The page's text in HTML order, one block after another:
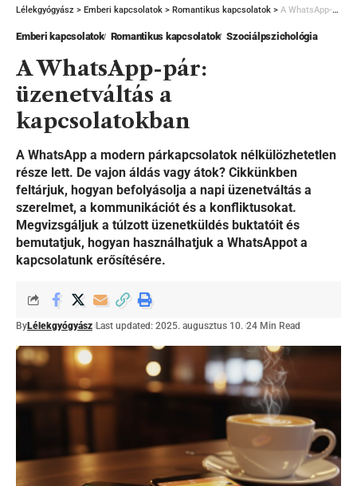
Lélekgyógyász > Emberi kapcsolatok > Romantikus kapcsolatok > A WhatsApp-pár: üzenetváltás a kapcsolatokban
Emberi kapcsolatok Romantikus kapcsolatok Szociálpszichológia
A WhatsApp-pár:
üzenetváltás a
kapcsolatokban
A WhatsApp a modern párkapcsolatok nélkülözhetetlen
része lett. De vajon áldás vagy átok? Cikkünkben
feltárjuk, hogyan befolyásolja a napi üzenetváltás a
szerelmet, a kommunikációt és a konfliktusokat.
Megvizsgáljuk a túlzott üzenetküldés buktatóit és
bemutatjuk, hogyan használhatjuk a WhatsAppot a
kapcsolatunk erősítésére.
ByLélekgyógyász Last updated: 2025. augusztus 10. 24 Min Read